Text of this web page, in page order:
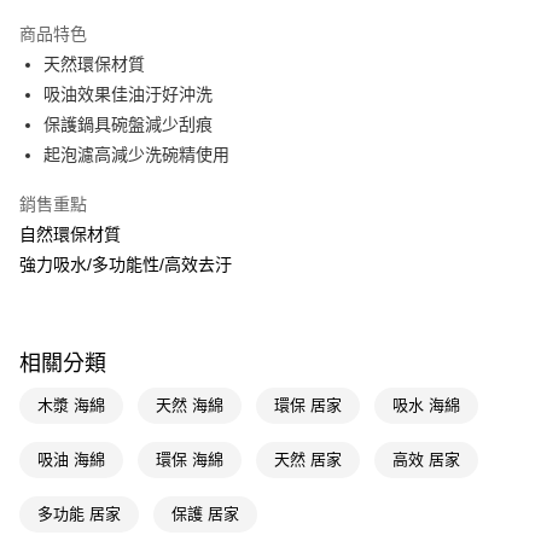
LINE Pay
Apple Pay
街口支付
悠遊付
Google Pay
AFTEE先享後付是「在收到商品之後才付款」的支付方式。 讓您購物簡單
１．簡單：不需註冊會員、不需綁卡、不需儲值。
１．於結帳方式選擇「AFTEE先享後付」後，將跳轉至「AFTEE先享後付」
即享券
運送方式
全家取貨付款
商品特色
天然環保材質
吸油效果佳油汙好沖洗
保護鍋具碗盤減少刮痕
起泡濾高減少洗碗精使用
銷售重點
自然環保材質
強力吸水/多功能性/高效去汙
相關分類
木漿 海綿 天然 海綿 環保 居家 吸水 海綿
吸油 海綿 環保 海綿 天然 居家 高效 居家
多功能 居家 保護 居家